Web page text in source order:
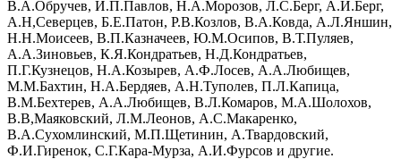
В.А.Обручев, И.П.Павлов, Н.А.Морозов, Л.С.Берг, А.И.Берг,
А.Н,Северцев, Б.Е.Патон, Р.В.Козлов, В.А.Ковда, А.Л.Яншин,
Н.Н.Моисеев, В.П.Казначеев, Ю.М.Осипов, В.Т.Пуляев,
А.А.Зиновьев, К.Я.Кондратьев, Н.Д.Кондратьев,
П.Г.Кузнецов, Н.А.Козырев, А.Ф.Лосев, А.А.Любищев,
М.М.Бахтин, Н.А.Бердяев, А.Н.Туполев, П.Л.Капица,
В.М.Бехтерев, А.А.Любищев, В.Л.Комаров, М.А.Шолохов,
В.В,Маяковский, Л.М.Леонов, А.С.Макаренко,
В.А.Сухомлинский, М.П.Щетинин, А.Твардовский,
Ф.И.Гиренок, С.Г.Кара-Мурза, А.И.Фурсов и другие.